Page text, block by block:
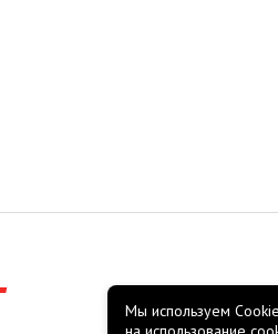
Мы используем